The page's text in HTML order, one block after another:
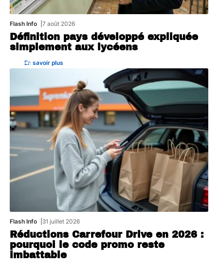
Flash Info 7 août 2026
Définition pays développé expliquée
simplement aux lycéens
En savoir plus
Flash Info 31 juillet 2026
Réductions Carrefour Drive en 2026 :
pourquoi le code promo reste
imbattable